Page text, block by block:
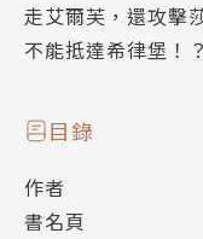
走艾爾芙，還攻
不能抵達希律堡！？
目錄
作者
書名頁